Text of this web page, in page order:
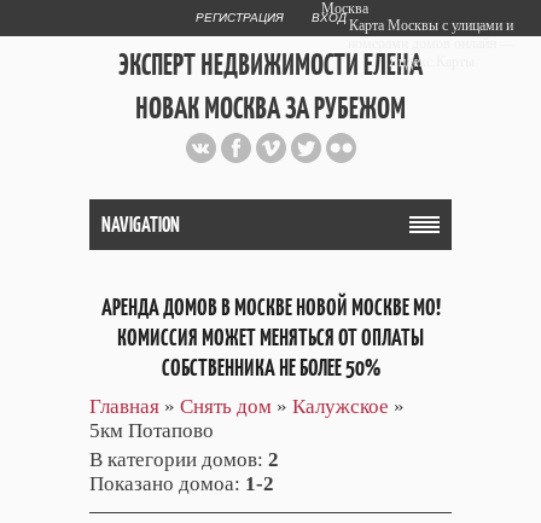
РЕГИСТРАЦИЯ ВХОД
ЭКСПЕРТ НЕДВИЖИМОСТИ ЕЛЕНА
НОВАК МОСКВА ЗА РУБЕЖОМ
Публичный сайт эксперта автора
web дизайнера+7 903 708 1884
NAVIGATION
АРЕНДА ДОМОВ В МОСКВЕ НОВОЙ МОСКВЕ МО!
КОМИССИЯ МОЖЕТ МЕНЯТЬСЯ ОТ ОПЛАТЫ
СОБСТВЕННИКА НЕ БОЛЕЕ 50%
Главная » Снять дом » Калужское »
5км Потапово
В категории домов: 2
Показано домоа: 1-2
Москва
Карта Москвы с улицами и
Яндекс.Карты